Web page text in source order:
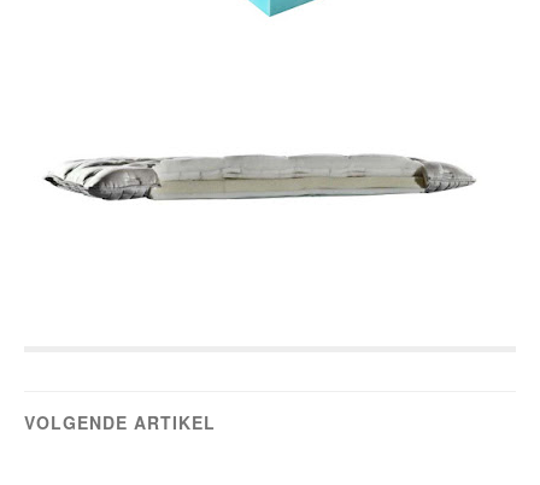
VOLGENDE ARTIKEL